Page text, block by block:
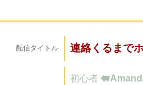
配信タイトル 連絡くるまで
初心者